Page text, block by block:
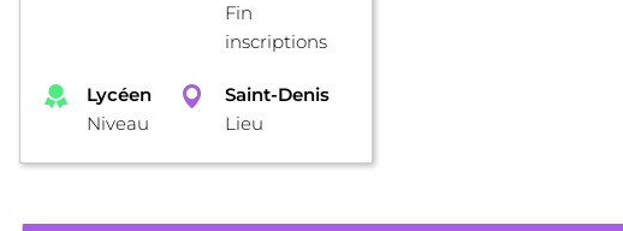
Fin
inscriptions
Lycéen
Niveau
Saint-Denis
Lieu